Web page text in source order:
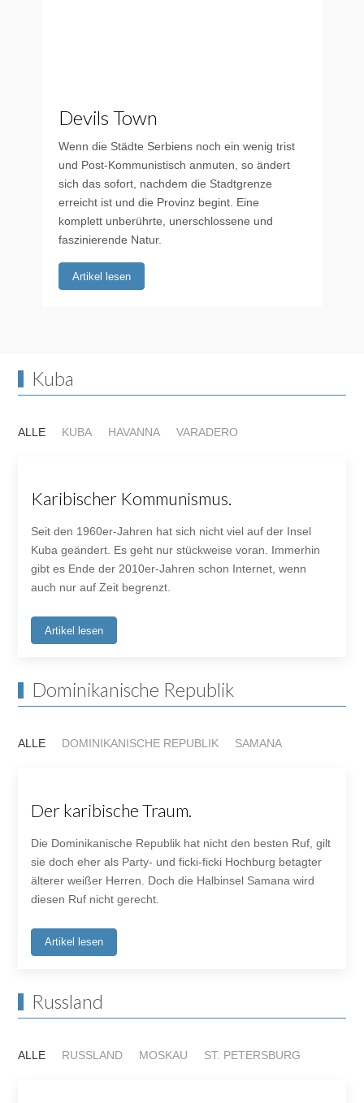
Devils Town
Wenn die Städte Serbiens noch ein wenig trist
und Post-Kommunistisch anmuten, so ändert
sich das sofort, nachdem die Stadtgrenze
erreicht ist und die Provinz begint. Eine
komplett unberührte, unerschlossene und
faszinierende Natur.
Artikel lesen
Kuba
ALLE KUBA HAVANNA VARADERO
Karibischer Kommunismus.
Seit den 1960er-Jahren hat sich nicht viel auf der Insel
Kuba geändert. Es geht nur stückweise voran. Immerhin
gibt es Ende der 2010er-Jahren schon Internet, wenn
auch nur auf Zeit begrenzt.
Artikel lesen
Dominikanische Republik
ALLE DOMINIKANISCHE REPUBLIK SAMANA
Der karibische Traum.
Die Dominikanische Republik hat nicht den besten Ruf, gilt
sie doch eher als Party- und ficki-ficki Hochburg betagter
älterer weißer Herren. Doch die Halbinsel Samana wird
diesen Ruf nicht gerecht.
Artikel lesen
Russland
ALLE RUSSLAND MOSKAU ST. PETERSBURG